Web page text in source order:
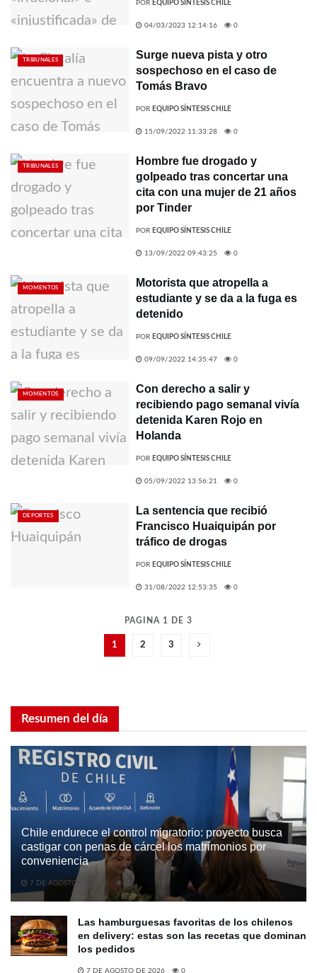
POR EQUIPO SÍNTESIS CHILE
04/03/2023 12:14:16 0
TRIBUNALES
Surge nueva pista y otro
sospechoso en el caso de
Tomás Bravo
POR EQUIPO SÍNTESIS CHILE
15/09/2022 11:33:28 0
TRIBUNALES
Hombre fue drogado y
golpeado tras concertar una
cita con una mujer de 21 años
por Tinder
POR EQUIPO SÍNTESIS CHILE
13/09/2022 09:43:25 0
MOMENTOS
Motorista que atropella a
estudiante y se da a la fuga es
detenido
POR EQUIPO SÍNTESIS CHILE
09/09/2022 14:35:47 0
MOMENTOS
Con derecho a salir y
recibiendo pago semanal vivía
detenida Karen Rojo en
Holanda
POR EQUIPO SÍNTESIS CHILE
05/09/2022 13:56:21 0
DEPORTES
La sentencia que recibió
Francisco Huaiquipán por
tráfico de drogas
POR EQUIPO SÍNTESIS CHILE
31/08/2022 12:53:35 0
PAGINA 1 DE 3
1 2 3
Resumen del día
Chile endurece el control migratorio: proyecto busca
castigar con penas de cárcel los matrimonios por
conveniencia
7 DE AGOSTO DE 2026 0
Las hamburguesas favoritas de los chilenos
en delivery: estas son las recetas que dominan
los pedidos
7 DE AGOSTO DE 2026 0